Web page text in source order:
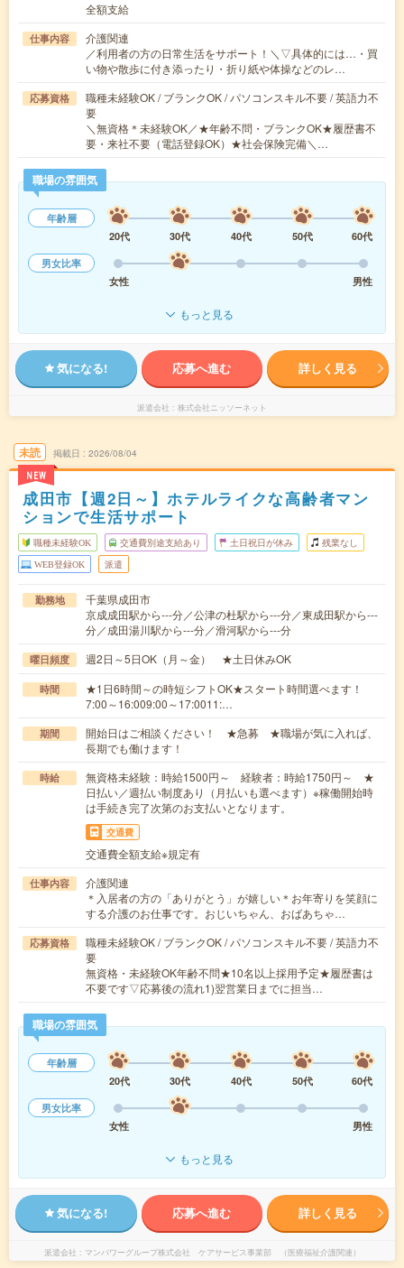
全額支給
仕事内容
介護関連
／利用者の方の日常生活をサポート！＼▽具体的には…・買
い物や散歩に付き添ったり・折り紙や体操などのレ…
応募資格
職種未経験OK / ブランクOK / パソコンスキル不要 / 英語力不
要
＼無資格＊未経験OK／★年齢不問・ブランクOK★履歴書不
要・来社不要（電話登録OK）★社会保険完備＼…
職場の雰囲気
年齢層
20代
30代 40代 50代
60代
男女比率
女性
男性
もっと見る
気になる! 応募へ進む 詳しく見る
派遣会社 株式会社ニッソーネット
未読
NEW
掲載日 2026/08/04
成田市【週2日～】ホテルライクな高齢者マン
ションで生活サポート
職種未経験OK 交通費別途支給あり 土日祝日が休み 残業なし
WEB登録OK 派遣
勤務地
千葉県成田市
京成成田駅から---分／公津の杜駅から---分／東成田駅から---
分／成田湯川駅から---分／滑河駅から---分
曜日頻度 週2日～5日OK（月～金） ★土日休みOK
時間
★1日6時間～の時短シフトOK★スタート時間選べます！
7:00～16:009:00～17:0011:…
期間
開始日はご相談ください！ ★急募 ★職場が気に入れば、
長期でも働けます！
時給
無資格未経験：時給1500円～ 経験者：時給1750円～ ★
日払い／週払い制度あり（月払いも選べます）※稼働開始時
は手続き完了次第のお支払いとなります。
交通費
交通費全額支給※規定有
仕事内容
介護関連
＊入居者の方の「ありがとう」が嬉しい＊お年寄りを笑顔に
する介護のお仕事です。おじいちゃん、おばあちゃ…
応募資格
職種未経験OK / ブランクOK / パソコンスキル不要 / 英語力不
要
無資格・未経験OK年齢不問★10名以上採用予定★履歴書は
不要です▽応募後の流れ1)翌営業日までに担当…
職場の雰囲気
年齢層
20代
30代 40代 50代
60代
男女比率
女性
男性
もっと見る
気になる! 応募へ進む 詳しく見る
派遣会社 マンパワーグループ株式会社 ケアサービス事業部 （医療福祉介護関連）